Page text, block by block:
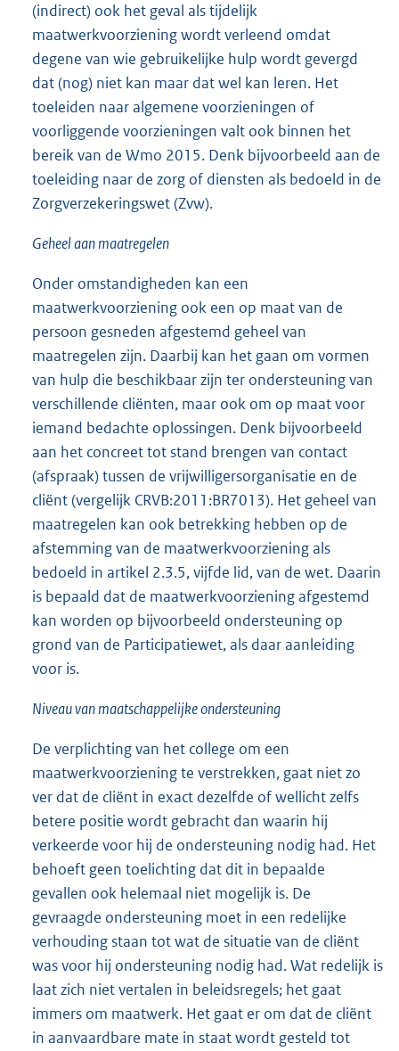
(indirect) ook het geval als tijdelijk
maatwerkvoorziening wordt verleend omdat
degene van wie gebruikelijke hulp wordt gevergd
dat (nog) niet kan maar dat wel kan leren. Het
toeleiden naar algemene voorzieningen of
voorliggende voorzieningen valt ook binnen het
bereik van de Wmo 2015. Denk bijvoorbeeld aan de
toeleiding naar de zorg of diensten als bedoeld in de
Zorgverzekeringswet (Zvw).
Geheel aan maatregelen
Onder omstandigheden kan een
maatwerkvoorziening ook een op maat van de
persoon gesneden afgestemd geheel van
maatregelen zijn. Daarbij kan het gaan om vormen
van hulp die beschikbaar zijn ter ondersteuning van
verschillende cliënten, maar ook om op maat voor
iemand bedachte oplossingen. Denk bijvoorbeeld
aan het concreet tot stand brengen van contact
(afspraak) tussen de vrijwilligersorganisatie en de
cliënt (vergelijk CRVB:2011:BR7013). Het geheel van
maatregelen kan ook betrekking hebben op de
afstemming van de maatwerkvoorziening als
bedoeld in artikel 2.3.5, vijfde lid, van de wet. Daarin
is bepaald dat de maatwerkvoorziening afgestemd
kan worden op bijvoorbeeld ondersteuning op
grond van de Participatiewet, als daar aanleiding
voor is.
Niveau van maatschappelijke ondersteuning
De verplichting van het college om een
maatwerkvoorziening te verstrekken, gaat niet zo
ver dat de cliënt in exact dezelfde of wellicht zelfs
betere positie wordt gebracht dan waarin hij
verkeerde voor hij de ondersteuning nodig had. Het
behoeft geen toelichting dat dit in bepaalde
gevallen ook helemaal niet mogelijk is. De
gevraagde ondersteuning moet in een redelijke
verhouding staan tot wat de situatie van de cliënt
was voor hij ondersteuning nodig had. Wat redelijk is
laat zich niet vertalen in beleidsregels; het gaat
immers om maatwerk. Het gaat er om dat de cliënt
in aanvaardbare mate in staat wordt gesteld tot